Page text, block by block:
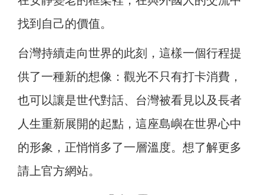
找到自己的價值。
台灣持續走向世界的此刻，這樣一個行程提
供了一種新的想像：觀光不只有打卡消費，
也可以讓是世代對話、台灣被看見以及長者
人生重新展開的起點，這座島嶼在世界心中
的形象，正悄悄多了一層溫度。想了解更多
請上官方網站。